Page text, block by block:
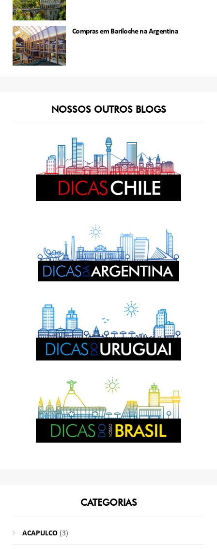
Compras em Bariloche na Argentina
NOSSOS OUTROS BLOGS
CATEGORIAS
ACAPULCO(3)